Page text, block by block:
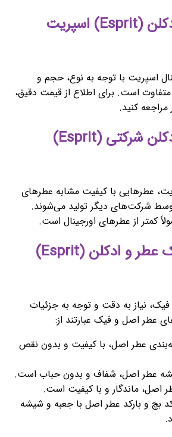
قیمت عطر و ادکلن (Esprit) اسپریت
اسپریت با توجه به نوع، حجم و
است. برای اطلاع از قیمت دقیق،
کنید.
قیمت عطر و ادکلن شرکتی (Esprit)
عطرهایی با کیفیت مشابه عطرهای
شرکت‌های دیگر تولید می‌شوند.
کمتر از عطرهای اورجینال است.
فرق اصل و فیک عطر و ادکلن (Esprit)
نیاز به دقت و توجه به جزئیات
عطر اصل و فیک عبارتند از:
عطر اصل، با کیفیت و بدون نقص
عطر اصل، شفاف و بدون حباب است.
اصل، ماندگار و با کیفیت است.
بچ و بارکد عطر اصل با جعبه و شیشه